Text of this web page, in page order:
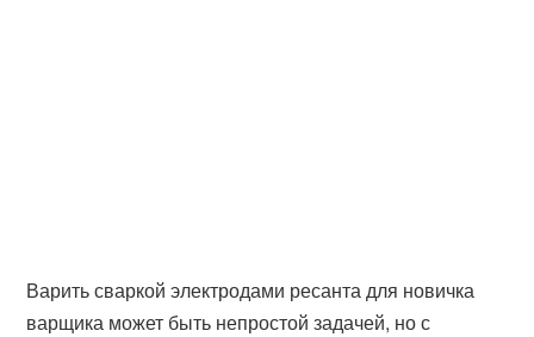
Варить сваркой электродами ресанта для новичка
варщика может быть непростой задачей, но с